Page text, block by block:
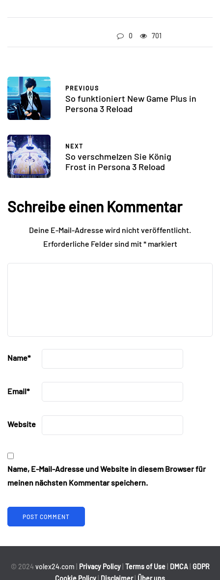
0 701
PREVIOUS
So funktioniert New Game Plus in
Persona 3 Reload
NEXT
So verschmelzen Sie König
Frost in Persona 3 Reload
Schreibe einen Kommentar
Deine E-Mail-Adresse wird nicht veröffentlicht.
Erforderliche Felder sind mit*markiert
Name*
Email*
Website
Name, E-Mail-Adresse und Website in diesem Browser für
meinen nächsten Kommentar speichern.
© 2024 volex24.com Privacy Policy| Terms of Use| DMCA| GDPR
Cookie Policy Disclaimer| Über uns